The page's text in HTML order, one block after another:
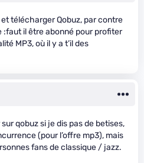
télécharger Qobuz, par contre
:faut il être abonné pour profiter
MP3, où il y a t’il des
qobuz si je dis pas de betises,
(pour l’offre mp3), mais
fans de classique / jazz.